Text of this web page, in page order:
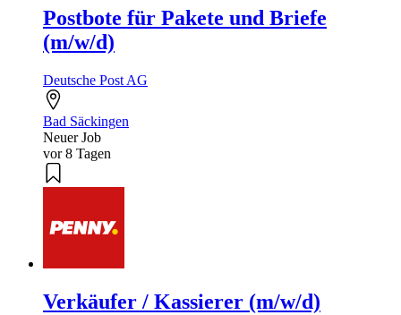
Postbote für Pakete und Briefe
(m/w/d)
Deutsche Post AG
Bad Säckingen
Neuer Job
vor 8 Tagen
Verkäufer / Kassierer (m/w/d)